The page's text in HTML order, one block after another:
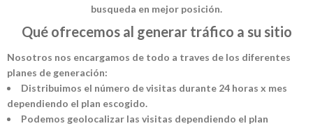
busqueda en mejor posición.
Qué ofrecemos al generar tráfico a su sitio
Nosotros nos encargamos de todo a traves de los diferentes
planes de generación:
Distribuimos el número de visitas durante 24 horas x mes
dependiendo el plan escogido.
Podemos geolocalizar las visitas dependiendo el plan